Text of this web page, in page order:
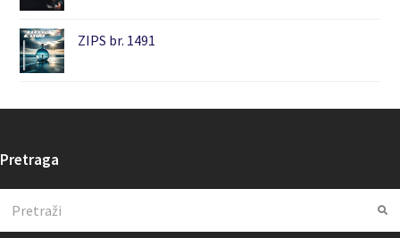
ZIPS br. 1491
Pretraga